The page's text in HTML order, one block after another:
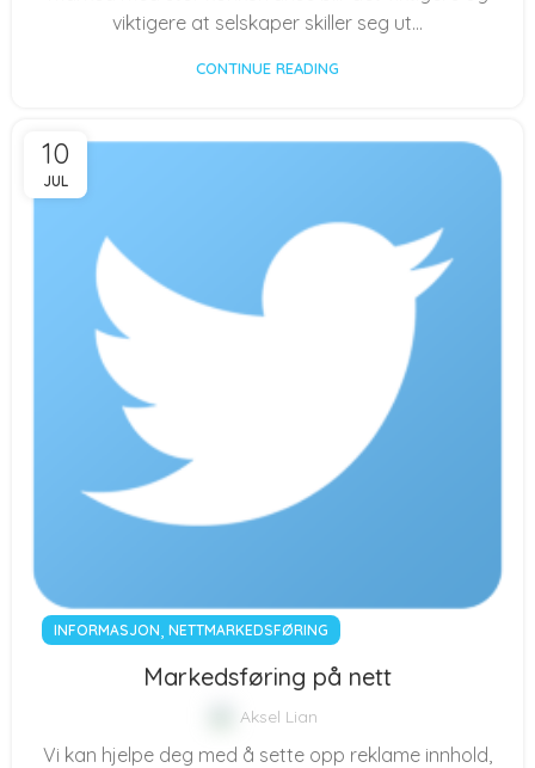
viktigere at selskaper skiller seg ut...
CONTINUE READING
10
JUL
INFORMASJON, NETTMARKEDSFØRING
Markedsføring på nett
Aksel Lian
Vi kan hjelpe deg med å sette opp reklame innhold,